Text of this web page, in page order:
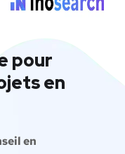
pour
en
en